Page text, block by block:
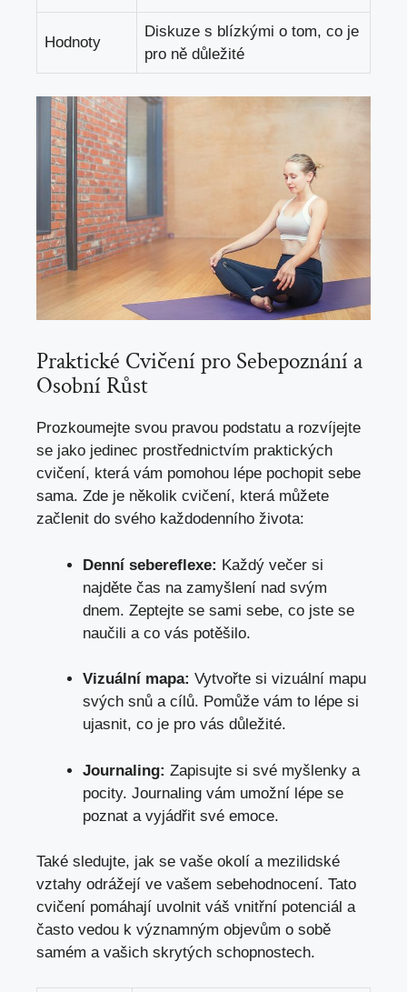
Hodnoty
Diskuze s ‍blízkými o tom, co‌ je
pro ně důležité
Praktické ‌Cvičení pro Sebepoznání a
Osobní‌ Růst
Prozkoumejte svou pravou ​podstatu a rozvíjejte⁣
se jako ‌jedinec prostřednictvím praktických
cvičení, která ⁢vám pomohou ​lépe pochopit sebe
sama. Zde je několik ⁣cvičení, která ⁤můžete‌
začlenit do svého každodenního života:
Denní sebereflexe: Každý večer ​si
najděte čas na zamyšlení‌ nad svým
dnem.‍ Zeptejte se ​sami ​sebe,⁤ co ​jste se
naučili ‌a co​ vás potěšilo.
Vizuální mapa: Vytvořte si vizuální mapu
svých snů a cílů. Pomůže vám ⁢to lépe si
ujasnit,​ co je pro vás důležité.
Journaling: Zapisujte ⁣si‍ své ⁣myšlenky ‌a
pocity. Journaling ‍vám umožní lépe se
poznat a vyjádřit své emoce.
Také sledujte, jak se ‌vaše okolí a mezilidské​
vztahy odrážejí ve ⁣vašem sebehodnocení. Tato
cvičení pomáhají uvolnit váš vnitřní potenciál a
často⁣ vedou k významným ‌objevům o sobě
samém a⁢ vašich skrytých schopnostech.